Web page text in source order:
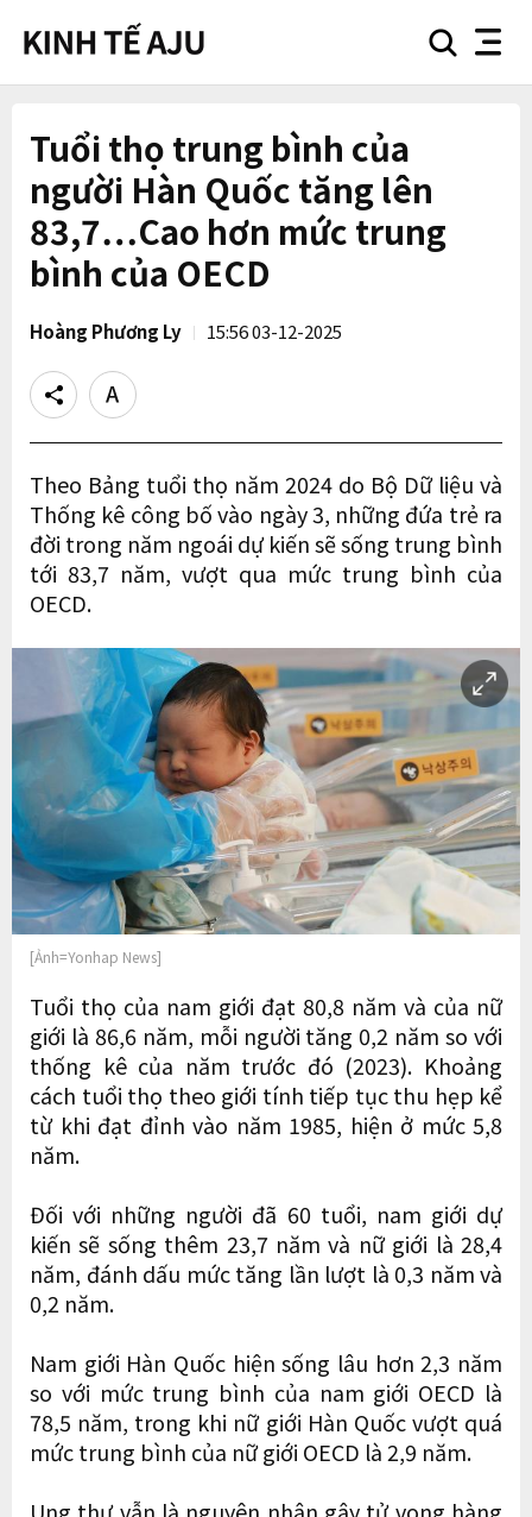
searchnav
Tuổi thọ trung bình của
người Hàn Quốc tăng lên
83,7…Cao hơn mức trung
bình của OECD
Hoàng Phương Ly 15:56 03-12-2025
Share
Text
size
Theo Bảng tuổi thọ năm 2024 do Bộ Dữ liệu và
Thống kê công bố vào ngày 3, những đứa trẻ ra
đời trong năm ngoái dự kiến ​​sẽ sống trung bình
tới 83,7 năm, vượt qua mức trung bình của
OECD.
[Ảnh=Yonhap News]
Tuổi thọ của nam giới đạt 80,8 năm và của nữ
giới là 86,6 năm, mỗi người tăng 0,2 năm so với
thống kê của năm trước đó (2023). Khoảng
cách tuổi thọ theo giới tính tiếp tục thu hẹp kể
từ khi đạt đỉnh vào năm 1985, hiện ở mức 5,8
năm.
Đối với những người đã 60 tuổi, nam giới dự
kiến ​​sẽ sống thêm 23,7 năm và nữ giới là 28,4
năm, đánh dấu mức tăng lần lượt là 0,3 năm và
0,2 năm.
Nam giới Hàn Quốc hiện sống lâu hơn 2,3 năm
so với mức trung bình của nam giới OECD là
78,5 năm, trong khi nữ giới Hàn Quốc vượt quá
mức trung bình của nữ giới OECD là 2,9 năm.
Ung thư vẫn là nguyên nhân gây tử vong hàng